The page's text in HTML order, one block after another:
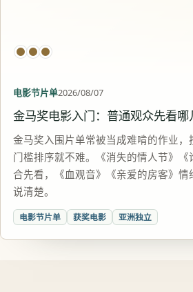
电影节片单2026/08/07
金马奖电影入门：普通观众先看哪
金马奖入围片单常被当成难啃的作业，
门槛排序就不难。《消失的情人节》《
合先看，《血观音》《亲爱的房客》情
说清楚。
电影节片单 获奖电影 亚洲独立